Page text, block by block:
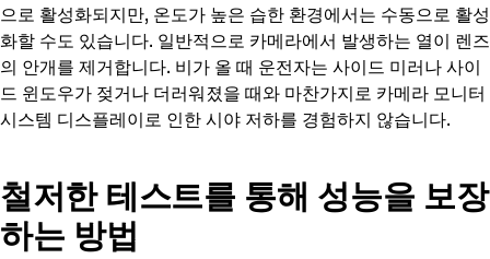
으로 활성화되지만, 온도가 높은 습한 환경에서는 수동으로 활성
화할 수도 있습니다. 일반적으로 카메라에서 발생하는 열이 렌즈
의 안개를 제거합니다. 비가 올 때 운전자는 사이드 미러나 사이
드 윈도우가 젖거나 더러워졌을 때와 마찬가지로 카메라 모니터
시스템 디스플레이로 인한 시야 저하를 경험하지 않습니다.
철저한 테스트를 통해 성능을 보장
하는 방법